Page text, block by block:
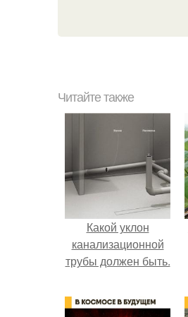
Читайте также
Какой уклон
канализационной
трубы должен быть.